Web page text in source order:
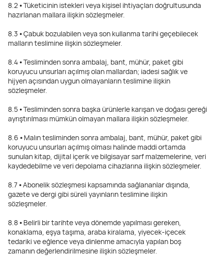
8.2 ⦁ Tüketicinin istekleri veya kişisel ihtiyaçları doğrultusunda
hazırlanan mallara ilişkin sözleşmeler.
8.3 ⦁ Çabuk bozulabilen veya son kullanma tarihi geçebilecek
malların teslimine ilişkin sözleşmeler.
8.4 ⦁ Tesliminden sonra ambalaj, bant, mühür, paket gibi
koruyucu unsurları açılmış olan mallardan; iadesi sağlık ve
hijyen açısından uygun olmayanların teslimine ilişkin
sözleşmeler.
8.5 ⦁ Tesliminden sonra başka ürünlerle karışan ve doğası gereği
ayrıştırılması mümkün olmayan mallara ilişkin sözleşmeler.
8.6 ⦁ Malın tesliminden sonra ambalaj, bant, mühür, paket gibi
koruyucu unsurları açılmış olması halinde maddi ortamda
sunulan kitap, dijital içerik ve bilgisayar sarf malzemelerine, veri
kaydedebilme ve veri depolama cihazlarına ilişkin sözleşmeler.
8.7 ⦁ Abonelik sözleşmesi kapsamında sağlananlar dışında,
gazete ve dergi gibi süreli yayınların teslimine ilişkin
sözleşmeler.
8.8 ⦁ Belirli bir tarihte veya dönemde yapılması gereken,
konaklama, eşya taşıma, araba kiralama, yiyecek-içecek
tedariki ve eğlence veya dinlenme amacıyla yapılan boş
zamanın değerlendirilmesine ilişkin sözleşmeler.